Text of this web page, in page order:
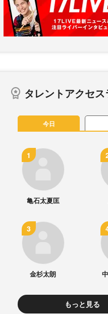
タレントアクセ
今日
亀石太夏匡
金杉太朗
もっと見る